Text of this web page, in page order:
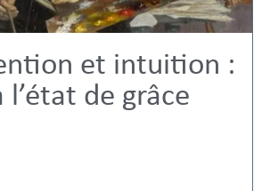
et intuition :
l’état de grâce